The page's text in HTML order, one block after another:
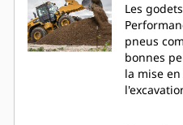
Les
pneus
bonnes
la mise